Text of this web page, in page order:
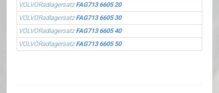
VOLVORadlagersatzFAG713 6605 20
VOLVORadlagersatzFAG713 6605 30
VOLVORadlagersatzFAG713 6605 40
VOLVORadlagersatzFAG713 6605 50